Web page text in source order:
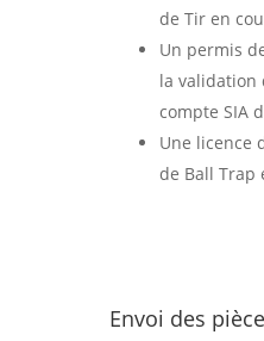
de Tir en
Un permis
la validation
compte SIA
Une licence
de Ball Trap
Envoi des